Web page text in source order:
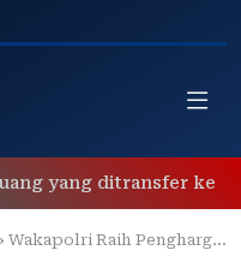
ditransfer ke
Wakapolri Raih Penghargaan The Visionary Leader of National Security, Akademisi Apresiasi Reformasi dan Transformasi Polri